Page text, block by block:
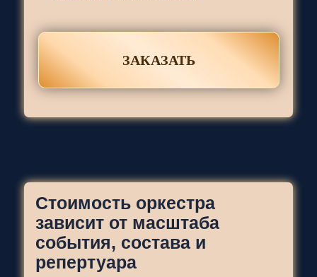
ЗАКАЗАТЬ
Стоимость оркестра
зависит от масштаба
события, состава и
репертуара
ПАРТНЕРЫ